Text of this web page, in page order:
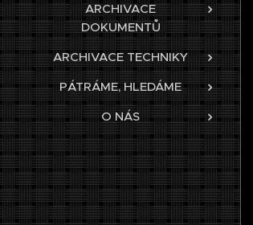
ARCHIVACE
DOKUMENTŮ
ARCHIVACE TECHNIKY
PÁTRÁME, HLEDÁME
O NÁS